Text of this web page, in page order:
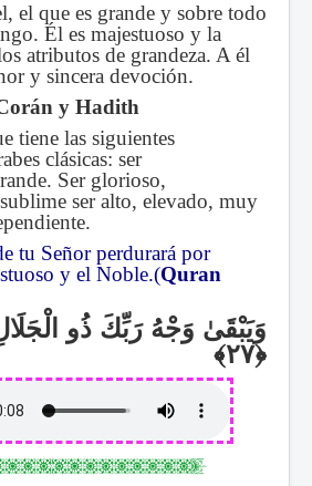
el que es grande y sobre todo
Él es majestuoso y la
atributos de grandeza. A él
y sincera devoción.
y Hadith
tiene las siguientes
clásicas: ser
Ser glorioso,
ser alto, elevado, muy
tu Señor perdurará por
y el Noble.(Quran
وَيَبْقَىٰ وَجْهُ رَبِّكَ ذُو